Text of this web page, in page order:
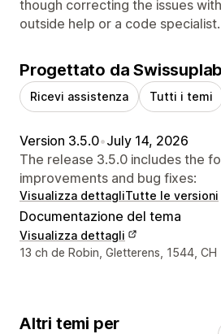
though correcting the issues
outside help or a code
Progettato da
Ricevi assistenza Tutti i temi
Version 3.5.0•July 14, 2026
The release 3.5.0 includes the
improvements and bug fixes:
Visualizza dettagliTutte le versioni
Documentazione del tema
Visualizza dettagli
Recapiti del designer
13 ch de Robin, Gletterens, 1544, CH
Altri temi per